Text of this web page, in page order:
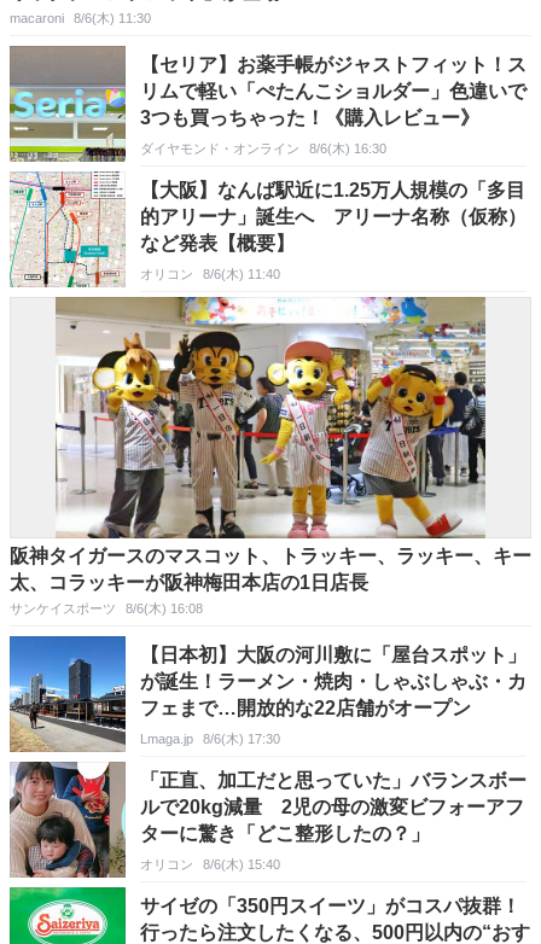
macaroni 8/6(木) 11:30
【セリア】お薬手帳がジャストフィット！ス
リムで軽い「ぺたんこショルダー」色違いで
3つも買っちゃった！《購入レビュー》
ダイヤモンド・オンライン 8/6(木) 16:30
【大阪】なんば駅近に1.25万人規模の「多目
的アリーナ」誕生へ アリーナ名称（仮称）
など発表【概要】
オリコン 8/6(木) 11:40
阪神タイガースのマスコット、トラッキー、ラッキー、キー
太、コラッキーが阪神梅田本店の1日店長
サンケイスポーツ 8/6(木) 16:08
【日本初】大阪の河川敷に「屋台スポット」
が誕生！ラーメン・焼肉・しゃぶしゃぶ・カ
フェまで…開放的な22店舗がオープン
Lmaga.jp 8/6(木) 17:30
「正直、加工だと思っていた」バランスボー
ルで20kg減量 2児の母の激変ビフォーアフ
ターに驚き「どこ整形したの？」
オリコン 8/6(木) 15:40
サイゼの「350円スイーツ」がコスパ抜群！
行ったら注文したくなる、500円以内の“おす